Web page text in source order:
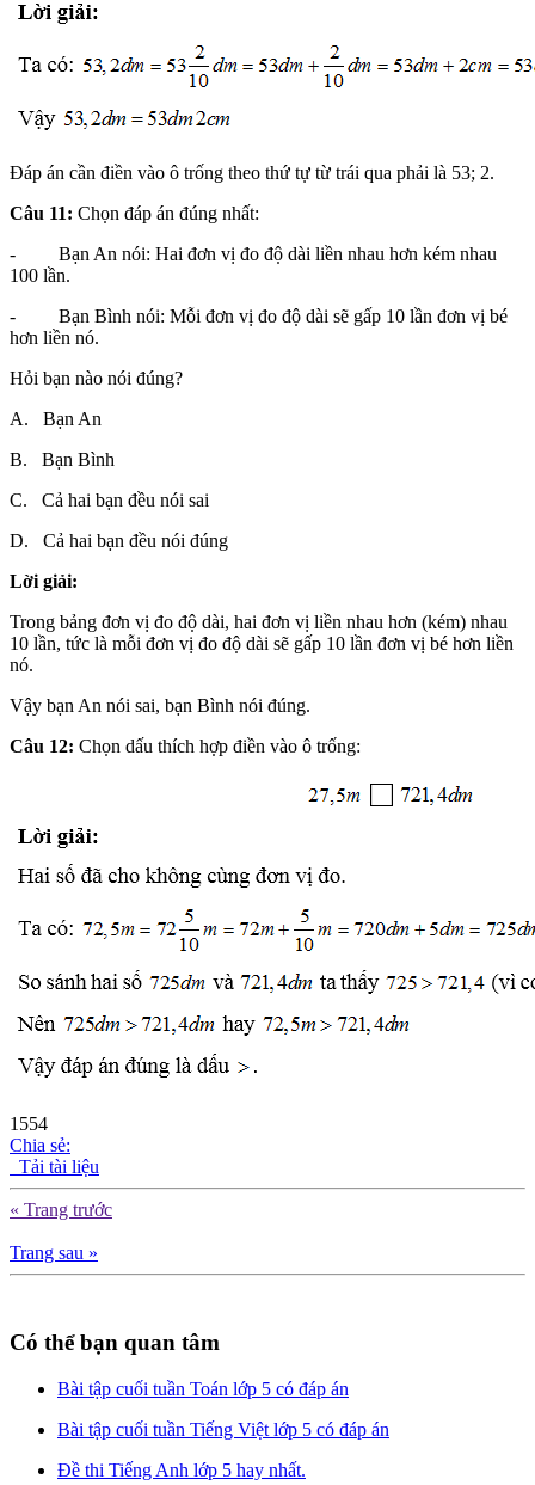
Đáp án cần điền vào ô trống theo thứ tự từ trái qua phải là 53; 2.
Câu 11: Chọn đáp án đúng nhất:
- Bạn An nói: Hai đơn vị đo độ dài liền nhau hơn kém nhau
100 lần.
- Bạn Bình nói: Mỗi đơn vị đo độ dài sẽ gấp 10 lần đơn vị bé
hơn liền nó.
Hỏi bạn nào nói đúng?
A. Bạn An
B. Bạn Bình
C. Cả hai bạn đều nói sai
D. Cả hai bạn đều nói đúng
Lời giải:
Trong bảng đơn vị đo độ dài, hai đơn vị liền nhau hơn (kém) nhau
10 lần, tức là mỗi đơn vị đo độ dài sẽ gấp 10 lần đơn vị bé hơn liền
nó.
Vậy bạn An nói sai, bạn Bình nói đúng.
Câu 12: Chọn dấu thích hợp điền vào ô trống:
1554
Chia sẻ:
Tải tài liệu
« Trang trước
Trang sau »
Có thể bạn quan tâm
Bài tập cuối tuần Toán lớp 5 có đáp án
Bài tập cuối tuần Tiếng Việt lớp 5 có đáp án
Đề thi Tiếng Anh lớp 5 hay nhất.